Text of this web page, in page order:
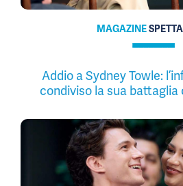
MAGAZINE
Addio a Sydney Towle:
condiviso la sua